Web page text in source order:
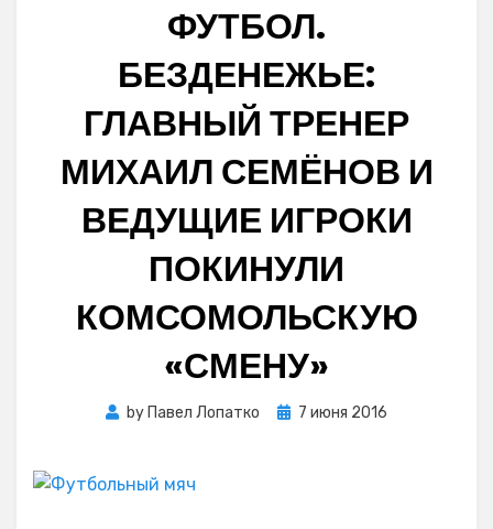
ФУТБОЛ.
БЕЗДЕНЕЖЬЕ:
ГЛАВНЫЙ ТРЕНЕР
МИХАИЛ СЕМЁНОВ И
ВЕДУЩИЕ ИГРОКИ
ПОКИНУЛИ
КОМСОМОЛЬСКУЮ
«СМЕНУ»
by Павел Лопатко
Posted
7 июня 2016